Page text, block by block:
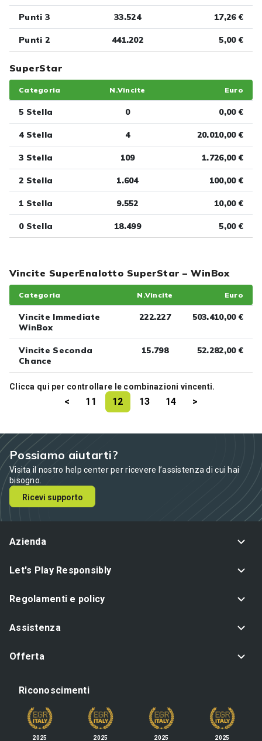
Vincite SuperEnalotto SuperStar – WinBox
Categoria N.Vincite Euro
Vincite Immediate
WinBox
222.227 503.410,00 €
Vincite Seconda
Chance
15.798 52.282,00 €
Clicca qui per controllare le combinazioni vincenti.
Punti 3 33.524 17,26 €
Punti 2 441.202 5,00 €
SuperStar
Categoria N.Vincite Euro
5 Stella 0 0,00 €
4 Stella 4 20.010,00 €
3 Stella 109 1.726,00 €
2 Stella 1.604 100,00 €
1 Stella 9.552 10,00 €
0 Stella 18.499 5,00 €
< 11 12 13 14 >
Possiamo aiutarti?
Visita il nostro help center per ricevere l’assistenza di cui hai
bisogno.
Ricevi supporto
Azienda
Let's Play Responsibly
Regolamenti e policy
Assistenza
Offerta
Riconoscimenti
2025 2025 2025 2025